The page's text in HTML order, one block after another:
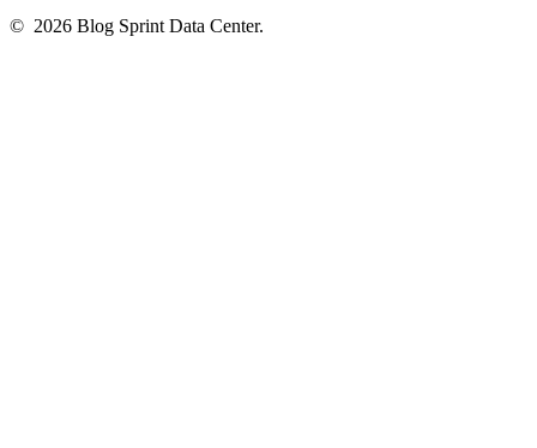
© 2026 Blog Sprint Data Center.